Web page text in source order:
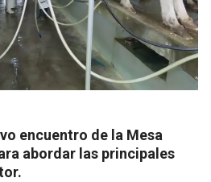
encuentro de la Mesa
abordar las principales